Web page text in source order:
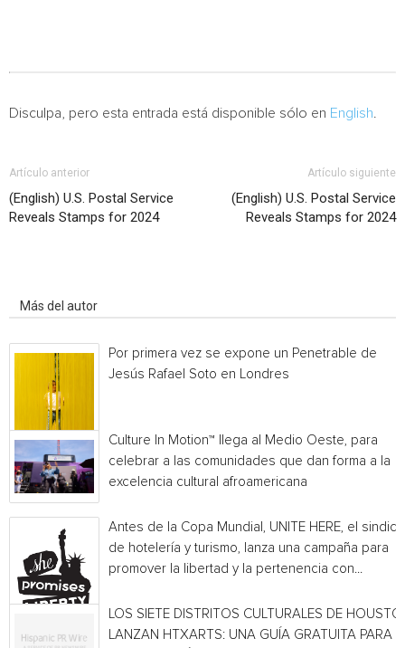
Disculpa, pero esta entrada está disponible sólo en English
Artículo anterior
(English) U.S. Postal Service
Reveals Stamps for 2024
Artículo siguiente
(English) U.S. Postal Service
Reveals Stamps for 2024
Más del autor
Por primera vez se expone un Penetrable de
Jesús Rafael Soto en Londres
Culture In Motion™ llega al Medio Oeste, para
celebrar a las comunidades que dan forma a la
excelencia cultural afroamericana
Antes de la Copa Mundial, UNITE HERE, el
de hotelería y turismo, lanza una campaña para
promover la libertad y la pertenencia con...
LOS SIETE DISTRITOS CULTURALES DE
LANZAN HTXARTS: UNA GUÍA GRATUITA PARA